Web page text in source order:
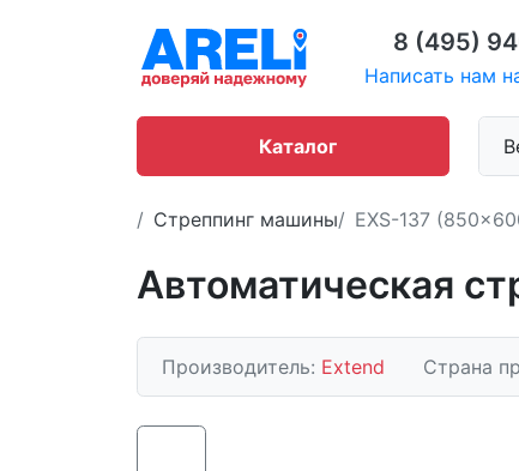
8 (495)
Написать нам
Каталог
Стреппинг машины EXS-137
Автоматическая
Производитель: Extend Страна